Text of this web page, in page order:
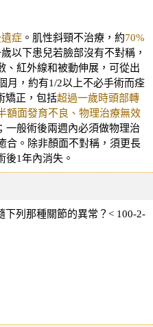
症。肌性斜頸不治療，約70%
以下患兒若臉部沒有不對稱，
、紅外線和被動伸展，可從出
月，約有1/2以上不必手術而痊
矯正，包括超過一歲時頭部轉
額面發育不良、物理治療無效
一般術後兩週內必須做物理治
合。除非顏面不對稱，須更長
後1年內消失。
下列那種關節的異常？< 100-2-